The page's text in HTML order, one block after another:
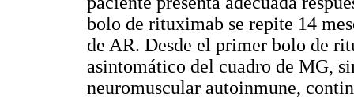
bolo de rituximab se repite 14
de AR. Desde el primer bolo de
asintomático del cuadro de MG,
neuromuscular autoinmune,